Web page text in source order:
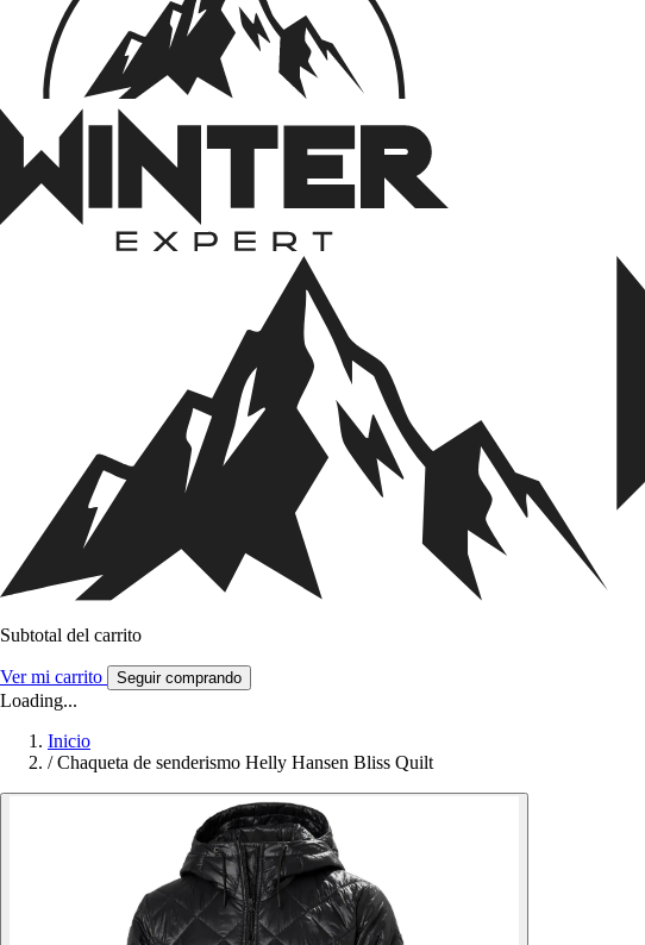
Subtotal del carrito
Ver mi carrito Seguir comprando
Loading...
Inicio
/ Chaqueta de senderismo Helly Hansen Bliss Quilt